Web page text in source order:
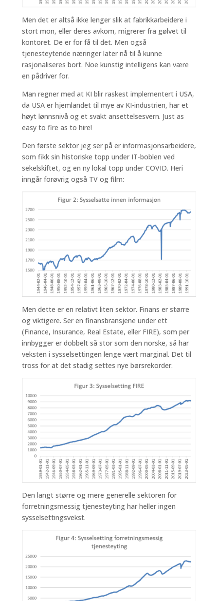
Men det er altså ikke lenger slik at fabrikkarbeidere i
stort mon, eller deres avkom, migrerer fra gølvet til
kontoret. De er for få til det. Men også
tjenesteytende næringer later nå til å kunne
rasjonaliseres bort. Noe kunstig intelligens kan være
en pådriver for.
Man regner med at KI blir raskest implementert i USA,
da USA er hjemlandet til mye av KI-industrien, har et
høyt lønnsnivå og et svakt ansettelsesvern. Just as
easy to fire as to hire!
Den første sektor jeg ser på er informasjonsarbeidere,
som fikk sin historiske topp under IT-boblen ved
sekelskiftet, og en ny lokal topp under COVID. Heri
inngår forøvrig også TV og film:
Men dette er en relativt liten sektor. Finans er større
og viktigere. Ser en finansbransjene under ett
(Finance, Insurance, Real Estate, eller FIRE), som per
innbygger er dobbelt så stor som den norske, så har
veksten i sysselsettingen lenge vært marginal. Det til
tross for at det stadig settes nye børsrekorder.
Den langt større og mere generelle sektoren for
forretningsmessig tjenesteyting har heller ingen
sysselsettingsvekst.